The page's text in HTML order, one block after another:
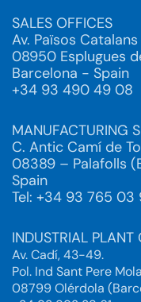
SALES OFFICES
Av. Països
08950 Esplugues
Barcelona - Spain
+34 93 490 49 08
MANUFACTURING
C. Antic Camí de
08389 – Palafolls
Spain
Tel: +34 93 765 03
INDUSTRIAL PLANT
Av. Cadí, 43-49.
Pol. Ind Sant Pere
08799 Olérdola